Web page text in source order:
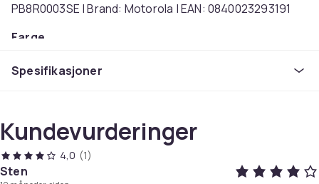
PB8R0003SE | Brand: Motorola | EAN: 0840023293191
Farge
Operativsystem
512
Oppdateringsfrekvens
165
Spesifikasjoner
Kundevurderinger
4,0 (1)
Sten